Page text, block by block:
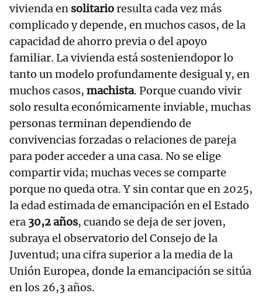
vivienda en solitarioresulta cada vez más
complicado y depende, en muchos casos, de la
capacidad de ahorro previa o del apoyo
familiar. La vivienda está sosteniendopor lo
tanto un modelo profundamente desigual y, en
muchos casos, machista. Porque cuando vivir
solo resulta económicamente inviable, muchas
personas terminan dependiendo de
convivencias forzadas o relaciones de pareja
para poder acceder a una casa. No se elige
compartir vida; muchas veces se comparte
porque no queda otra. Y sin contar que en 2025,
la edad estimada de emancipación en el Estado
era 30,2 años, cuando se deja de ser joven,
subraya el observatorio del Consejo de la
Juventud; una cifra superior a la media de la
Unión Europea, donde la emancipación se sitúa
en los 26,3 años.